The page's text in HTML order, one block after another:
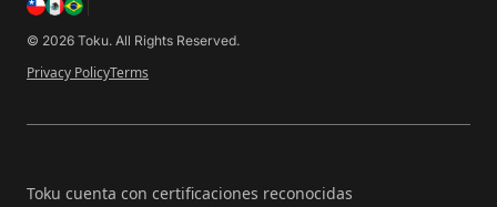
© 2026 Toku. All Rights Reserved.
Privacy PolicyTerms
Toku cuenta con certificaciones reconocidas